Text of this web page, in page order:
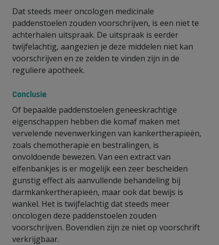
Dat steeds meer oncologen medicinale
paddenstoelen zouden voorschrijven, is een niet te
achterhalen uitspraak. De uitspraak is eerder
twijfelachtig, aangezien je deze middelen niet kan
voorschrijven en ze zelden te vinden zijn in de
reguliere apotheek.
Conclusie
Of bepaalde paddenstoelen geneeskrachtige
eigenschappen hebben die komaf maken met
vervelende nevenwerkingen van kankertherapieën,
zoals chemotherapie en bestralingen, is
onvoldoende bewezen. Van een extract van
elfenbankjes is er mogelijk een zeer bescheiden
gunstig effect als aanvullende behandeling bij
darmkankertherapieën, maar ook dat bewijs is
wankel. Het is twijfelachtig dat steeds meer
oncologen deze paddenstoelen zouden
voorschrijven. Bovendien zijn ze niet op voorschrift
verkrijgbaar.